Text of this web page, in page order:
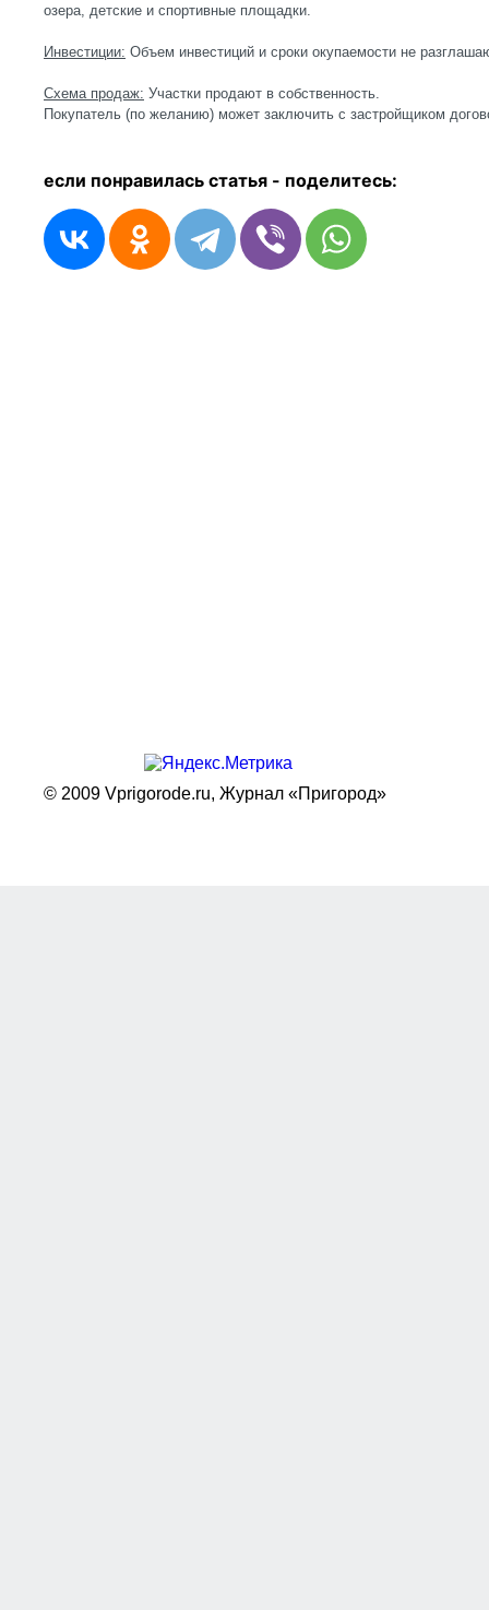
озера, детские и спортивные площадки.
Инвестиции: Объем инвестиций и сроки окупаемости не
Схема продаж: Участки продают в собственность.
Покупатель (по желанию) может заключить с застройщиком
если понравилась статья - поделитесь:
© 2009 Vprigorode.ru, Журнал «Пригород»